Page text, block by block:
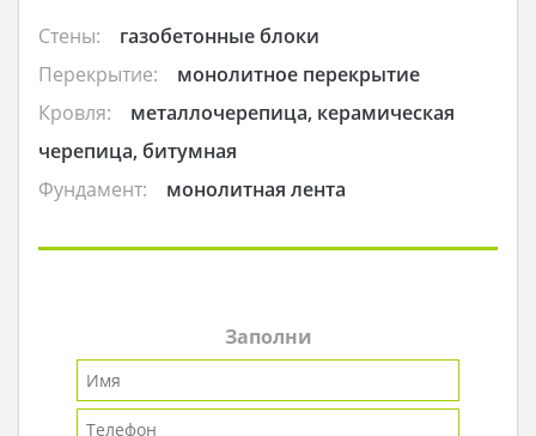
Стены:
газобетонные блоки
Перекрытие:
монолитное перекрытие
Кровля:
металлочерепица, керамическая
черепица, битумная
Фундамент:
монолитная лента
Заполни